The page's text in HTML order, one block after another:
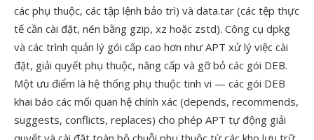
các phụ thuộc, các tập lệnh bảo trì) và data.tar (các tệp thực
tế cần cài đặt, nén bằng gzip, xz hoặc zstd). Công cụ dpkg
và các trình quản lý gói cấp cao hơn như APT xử lý việc cài
đặt, giải quyết phụ thuộc, nâng cấp và gỡ bỏ các gói DEB.
Một ưu điểm là hệ thống phụ thuộc tinh vi — các gói DEB
khai báo các mối quan hệ chính xác (depends, recommends,
suggests, conflicts, replaces) cho phép APT tự động giải